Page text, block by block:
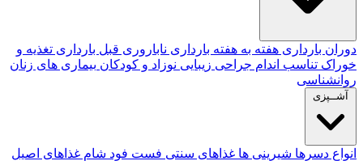
دوران بارداری هفته به هفته بارداری ناباروری قبل بارداری تغذیه و
خوراک تناسب اندام جراحی زیبایی نوزاد و کودکان بیماری های زنان
روانشناسی
آشــپزی
انواع دسرها شیرینی ها غذاهای سنتی فست فود شام غذاهای اصیل